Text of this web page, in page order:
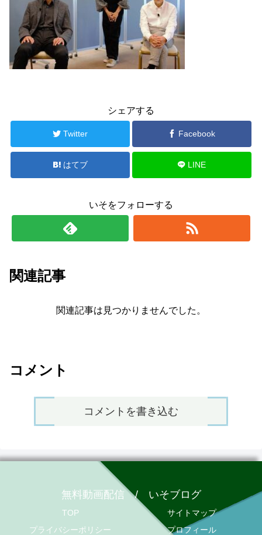
シェアする
Twitter Facebook
はてブ LINE
いそをフォローする
関連記事
関連記事は見つかりませんでした。
コメント
コメントを書き込む
無料動画配信 / いそブログ
TOP
サイトマップ
プライバシーポリシー
プロフィール